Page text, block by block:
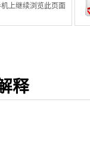
上继续浏览此页面
释